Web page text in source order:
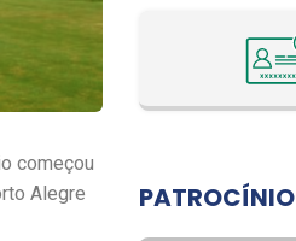
começou
Alegre
PATROCÍNIO